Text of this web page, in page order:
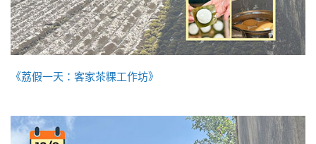
《荔假一天：客家茶粿工作坊》